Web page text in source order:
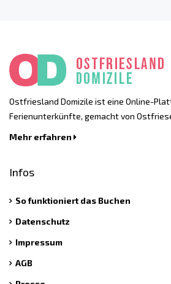
Ostfriesland Domizile ist eine Online-
Ferienunterkünfte, gemacht von
Mehr erfahren
Infos
So funktioniert das Buchen
Datenschutz
Impressum
AGB